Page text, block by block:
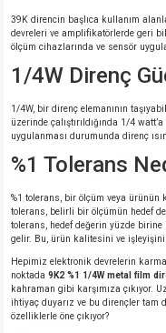
39K direncin başlıca kullanım
devreleri ve amplifikatörlerde geri
ölçüm cihazlarında ve sensör
1/4W Direnç
1/4W, bir direnç elemanının
üzerinde çalıştırıldığında 1/4
uygulanması durumunda direnç
%1 Tolerans
%1 tolerans, bir ölçüm veya ürünün
tolerans, belirli bir ölçümün hedef
tolerans, hedef değerin yüzde
gelir. Bu, ürün kalitesini ve
Hepimiz elektronik devrelerin
noktada 9K2 %1 1/4W metal film
kahraman gibi karşımıza çıkıyor.
ihtiyaç duyarız ve bu dirençler tam
özelliklerle öne çıkıyor?